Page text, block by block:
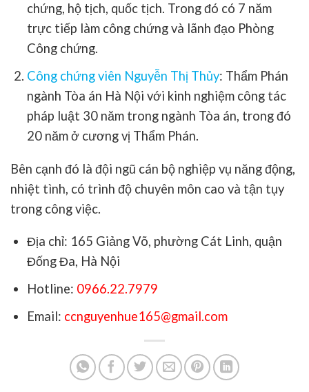
chứng, hộ tịch, quốc tịch. Trong đó có 7 năm
trực tiếp làm công chứng và lãnh đạo Phòng
Công chứng.
Công chứng viên Nguyễn Thị Thủy: Thẩm Phán
ngành Tòa án Hà Nội với kinh nghiệm công tác
pháp luật 30 năm trong ngành Tòa án, trong đó
20 năm ở cương vị Thẩm Phán.
Bên cạnh đó là đội ngũ cán bộ nghiệp vụ năng động,
nhiệt tình, có trình độ chuyên môn cao và tận tụy
trong công việc.
Địa chỉ: 165 Giảng Võ, phường Cát Linh, quận
Đống Đa, Hà Nội
Hotline: 0966.22.7979
Email: ccnguyenhue165@gmail.com